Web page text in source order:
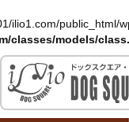
ilio1.com/public_html/
classes/models/